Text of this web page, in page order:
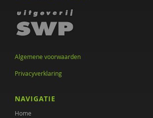
S. Karbouniaris
Toine Ketelaars
Algemene voorwaarden
Privacyverklaring
NAVIGATIE
Home